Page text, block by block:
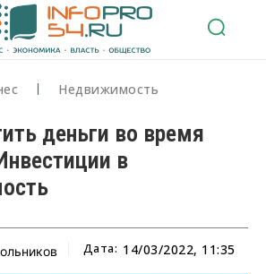
Недвижимость
деньги во время
в
Дата: 14/03/2022, 11:35